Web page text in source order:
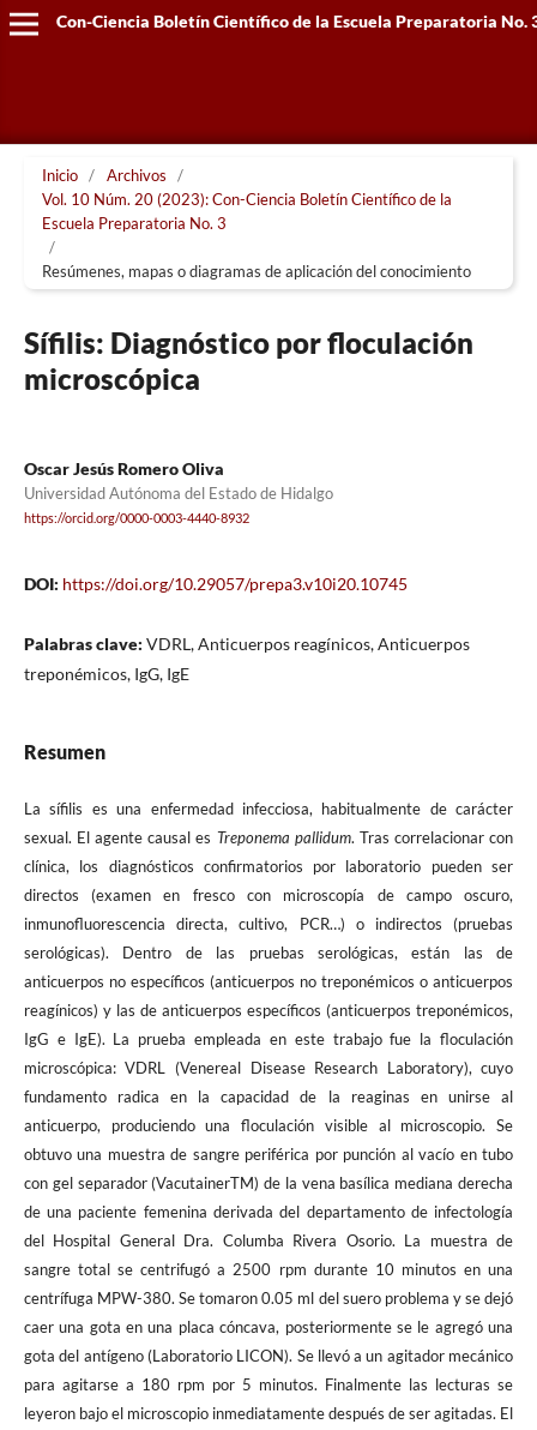
Con-Ciencia Boletín Científico de la Escuela Preparatoria No.
Inicio / Archivos
/
Vol. 10 Núm. 20 (2023): Con-Ciencia Boletín Científico de la
Escuela Preparatoria No. 3
/
Resúmenes, mapas o diagramas de aplicación del conocimiento
Sífilis: Diagnóstico por floculación
microscópica
Oscar Jesús Romero Oliva
Universidad Autónoma del Estado de Hidalgo
https://orcid.org/0000-0003-4440-8932
DOI: https://doi.org/10.29057/prepa3.v10i20.10745
Palabras clave: VDRL, Anticuerpos reagínicos, Anticuerpos
treponémicos, IgG, IgE
Resumen
La sífilis es una enfermedad infecciosa, habitualmente de carácter
sexual. El agente causal es Treponema pallidum. Tras correlacionar con
clínica, los diagnósticos confirmatorios por laboratorio pueden ser
directos (examen en fresco con microscopía de campo oscuro,
inmunofluorescencia directa, cultivo, PCR…) o indirectos (pruebas
serológicas). Dentro de las pruebas serológicas, están las de
anticuerpos no específicos (anticuerpos no treponémicos o anticuerpos
reagínicos) y las de anticuerpos específicos (anticuerpos treponémicos,
IgG e IgE). La prueba empleada en este trabajo fue la floculación
microscópica: VDRL (Venereal Disease Research Laboratory), cuyo
fundamento radica en la capacidad de la reaginas en unirse al
anticuerpo, produciendo una floculación visible al microscopio. Se
obtuvo una muestra de sangre periférica por punción al vacío en tubo
con gel separador (VacutainerTM) de la vena basílica mediana derecha
de una paciente femenina derivada del departamento de infectología
del Hospital General Dra. Columba Rivera Osorio. La muestra de
sangre total se centrifugó a 2500 rpm durante 10 minutos en una
centrífuga MPW-380. Se tomaron 0.05 ml del suero problema y se dejó
caer una gota en una placa cóncava, posteriormente se le agregó una
gota del antígeno (Laboratorio LICON). Se llevó a un agitador mecánico
para agitarse a 180 rpm por 5 minutos. Finalmente las lecturas se
leyeron bajo el microscopio inmediatamente después de ser agitadas. El